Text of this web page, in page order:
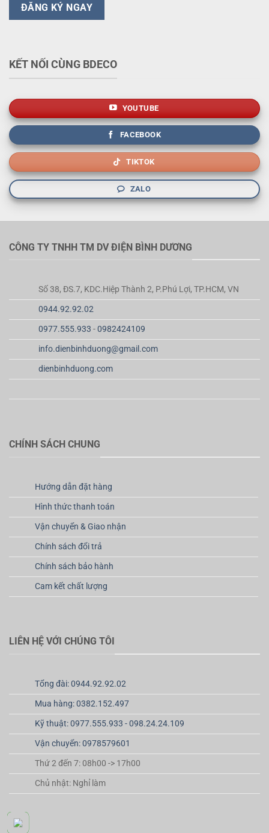
KẾT NỐI CÙNG BDECO
YOUTUBE
FACEBOOK
TIKTOK
ZALO
CÔNG TY TNHH TM DV ĐIỆN BÌNH DƯƠNG
Số 38, ĐS.7, KDC.Hiệp Thành 2, P.Phú Lợi, TP.HCM, VN
0944.92.92.02
0977.555.933 -0982424109
info.dienbinhduong@gmail.com
dienbinhduong.com
CHÍNH SÁCH CHUNG
Hướng dẫn đặt hàng
Hình thức thanh toán
Vận chuyển & Giao nhận
Chính sách đổi trả
Chính sách bảo hành
Cam kết chất lượng
LIÊN HỆ VỚI CHÚNG TÔI
Tổng đài: 0944.92.92.02
Mua hàng: 0382.152.497
Kỹ thuật: 0977.555.933 - 098.24.24.109
Vận chuyển: 0978579601
Thứ 2 đến 7: 08h00 -> 17h00
Chủ nhật: Nghỉ làm